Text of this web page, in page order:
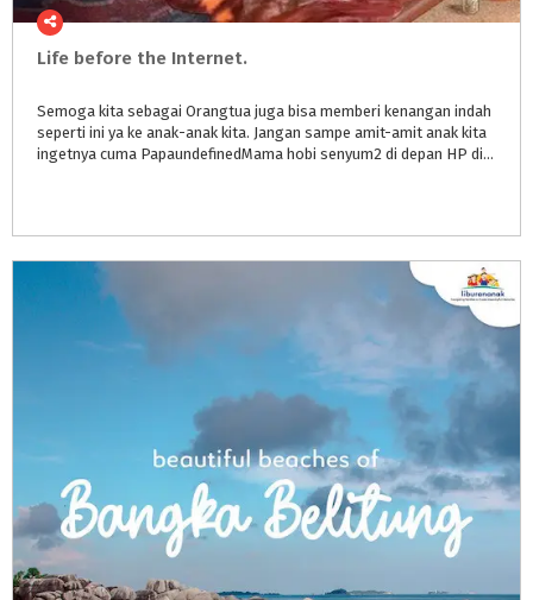
Life before the Internet.
Semoga kita sebagai Orangtua juga bisa memberi kenangan indah
seperti ini ya ke anak-anak kita. Jangan sampe amit-amit anak kita
ingetnya cuma PapaundefinedMama hobi senyum2 di depan HP di manapun & kapanpun